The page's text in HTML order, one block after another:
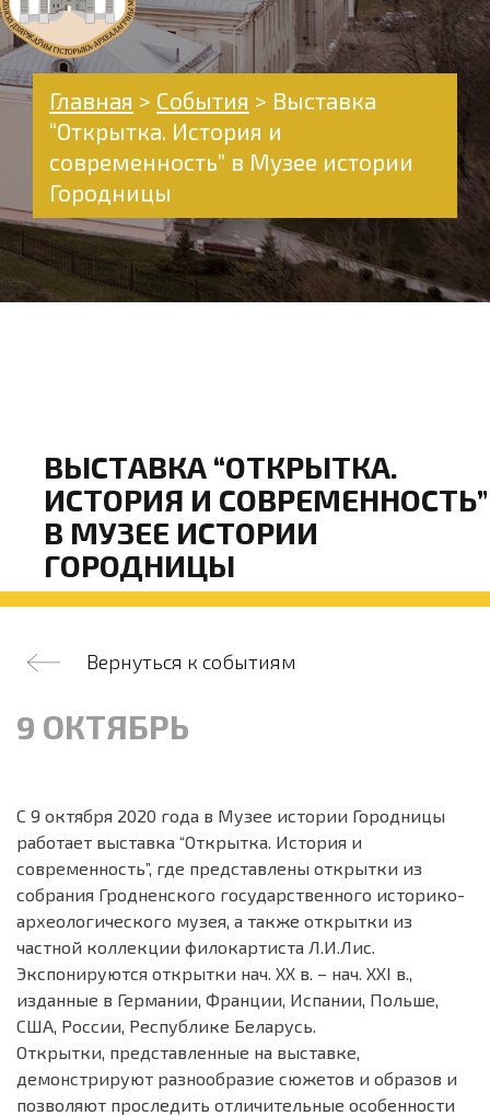
Главная > События > Выставка
“Открытка. История и
современность” в Музее истории
Городницы
ВЫСТАВКА “ОТКРЫТКА.
ИСТОРИЯ И СОВРЕМЕННОСТЬ”
В МУЗЕЕ ИСТОРИИ
ГОРОДНИЦЫ
Вернуться к событиям
9 ОКТЯБРЬ
С 9 октября 2020 года в Музее истории Городницы
работает выставка “Открытка. История и
современность”, где представлены открытки из
собрания Гродненского государственного историко-
археологического музея, а также открытки из
частной коллекции филокартиста Л.И.Лис.
Экспонируются открытки нач. ХХ в. – нач. ХХI в.,
изданные в Германии, Франции, Испании, Польше,
США, России, Республике Беларусь.
Открытки, представленные на выставке,
демонстрируют разнообразие сюжетов и образов и
позволяют проследить отличительные особенности